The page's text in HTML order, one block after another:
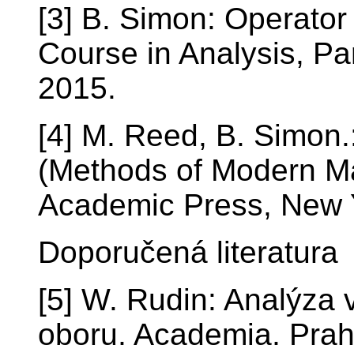
[3] B. Simon:
Course in Analysis,
2015.
[4] M. Reed, B.
(Methods of Modern
Academic Press, New
Doporučená literatura
[5] W. Rudin: Analýza
oboru, Academia,